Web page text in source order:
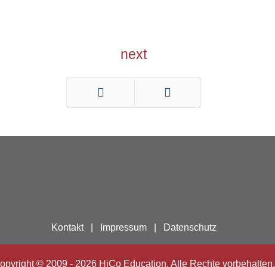
next
Kontakt| Impressum| Datenschutz
© 2009 - 2026 HiCo Education. Alle Rechte vorbehalten.